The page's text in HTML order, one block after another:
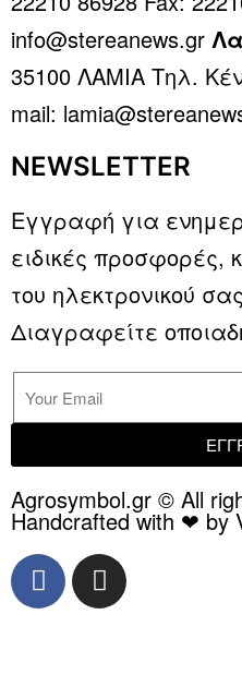
info@stereanews.gr
35100 ΛΑΜΙΑ Τηλ.
mail:
NEWSLETTER
Εγγραφή για
ειδικές προσφορές,
του ηλεκτρονικού
Διαγραφείτε
Agrosymbol.gr © All
Handcrafted with ❤ by